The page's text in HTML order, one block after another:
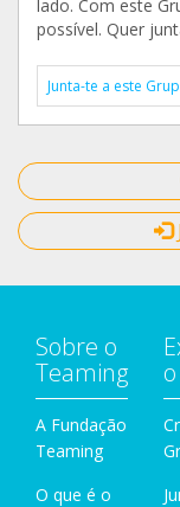
lado. Com este
possível. Quer
Junta-te a este
Sobre o
Teaming
A Fundação
Teaming
O que é o